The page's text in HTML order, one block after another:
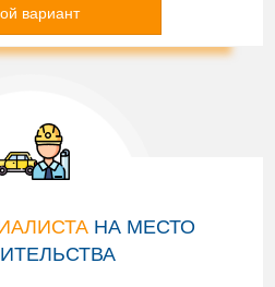
вариант
НА МЕСТО